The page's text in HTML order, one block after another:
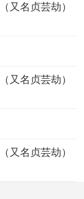
又名贞芸劫）
又名贞芸劫）
又名贞芸劫）